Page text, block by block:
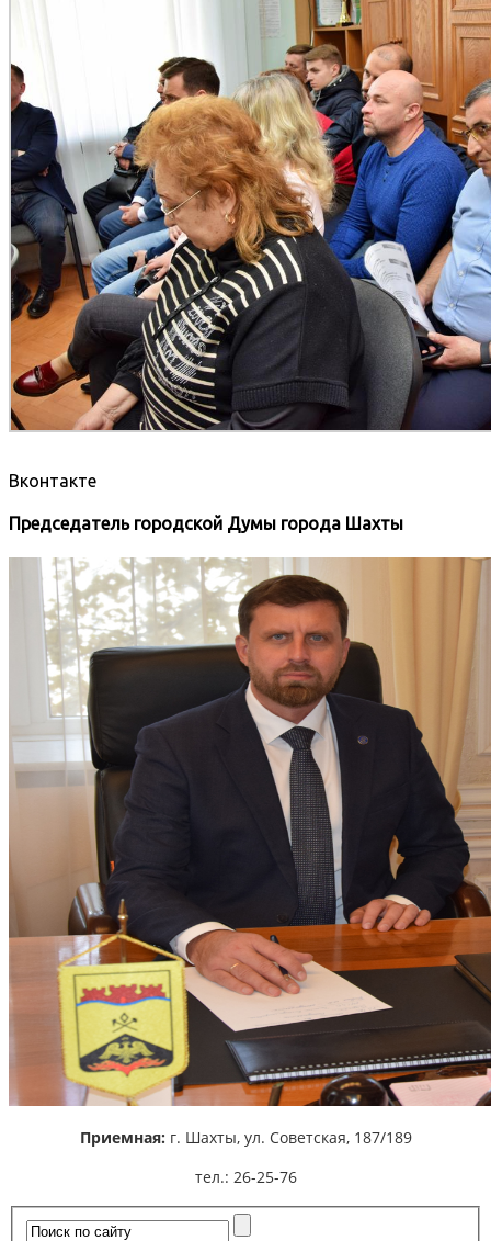
Вконтакте
Председатель городской Думы города Шахты
Приемная: г. Шахты, ул. Советская, 187/189
тел.: 26-25-76